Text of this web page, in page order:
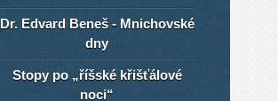
Dr. Edvard Beneš - Mnichovské
dny
Stopy po „říšské křišťálové
noci“